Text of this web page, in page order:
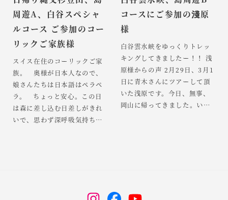
した。小学５年生の長男と小
学３年生 […]
す。 […]
周遊A、白谷スペシャ
ルコース ご参加のコー
リックご家族様
スイス在住のコーリックご家
族。 奥様が日本人なので、
娘さんたちは日本語はペラペ
ラ。 ちょっと安心。この日
は森に差し込む日差しがきれ
いで、思わず深呼吸気持ちの
かがだったでしょうか？日本
コースにご参加の淺原
様
白谷雲水峡をゆっくりトレッ
キングしてきましたー！！ 浅
原様からの声 2月29日、3月1
日に青木さんにツアーして頂
いた浅原です。今日、無事、
岡山に帰ってきました。い
Instagram
facebookyoutube